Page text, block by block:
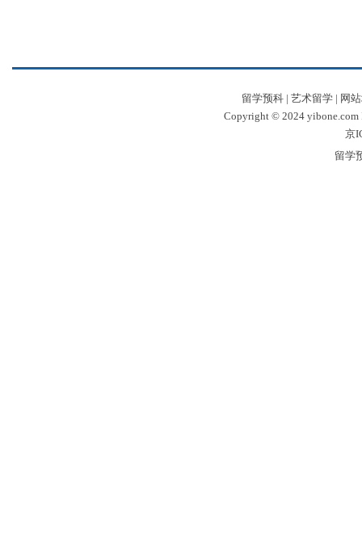
留学预科| 艺术留学| 网
Copyright © 2024 yibone.com
京
留学